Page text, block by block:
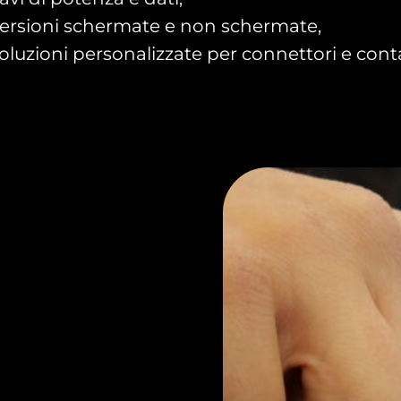
schermate e non schermate,
personalizzate per connettori e